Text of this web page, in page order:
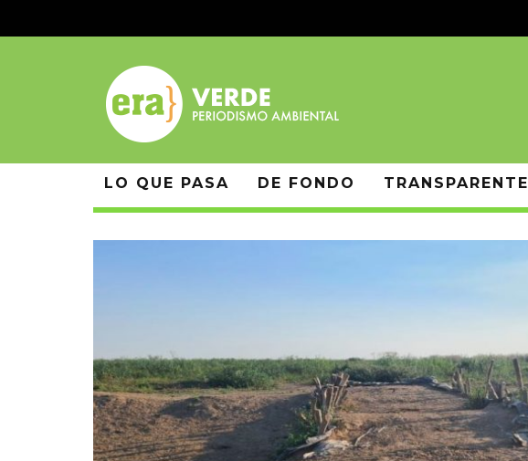
LO QUE PASA DE FONDO TRANSPARENTE